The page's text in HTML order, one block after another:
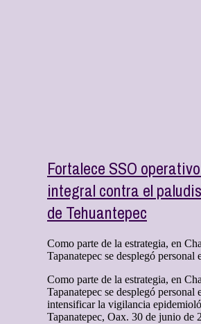
Fortalece SSO
integral contra el
de Tehuantepec
Como parte de la estrategia, en
Tapanatepec se desplegó personal
Como parte de la estrategia, en
Tapanatepec se desplegó personal
intensificar la vigilancia
Tapanatepec, Oax. 30 de junio de